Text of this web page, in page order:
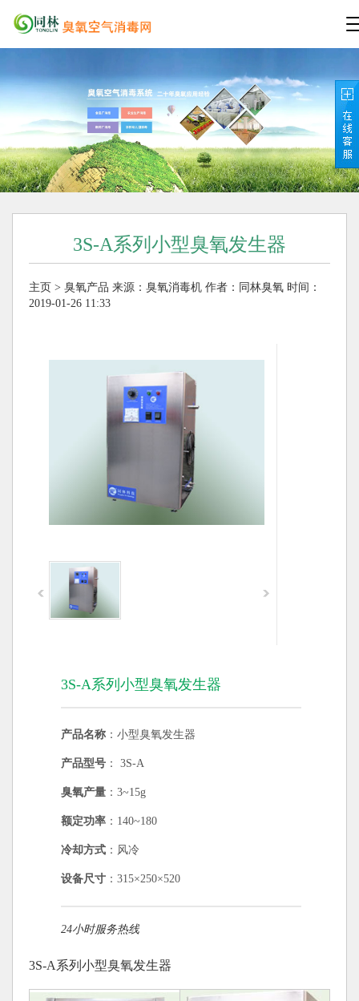
3S-A系列小型臭氧发生器
主页 > 臭氧产品 来源： 臭氧消毒机 作者：同林臭氧 时间：
2019-01-26 11:33
3S-A系列小型臭氧发生器
产品名称 ：小型臭氧发生器
产品型号 ： 3S-A
臭氧产量 ：3~15g
额定功率 ：140~180
冷却方式 ：风冷
设备尺寸 ：315×250×520
24小时服务热线
3S-A系列小型臭氧发生器